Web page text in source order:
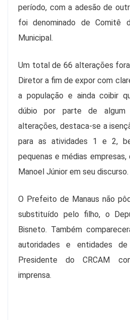
período, com a adesão de
foi denominado de Comitê
Municipal.
Um total de 66 alterações
Diretor a fim de expor com
a população e ainda coibir
dúbio por parte de algum
alterações, destaca-se a
para as atividades 1 e 2,
pequenas e médias
Manoel Júnior em seu discurso.
O Prefeito de Manaus não
substituído pelo filho, o
Bisneto. Também
autoridades e entidades
Presidente do CRCAM
imprensa.